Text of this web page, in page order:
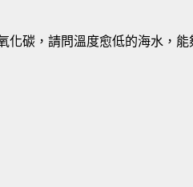
化碳，請問溫度愈低的海水，